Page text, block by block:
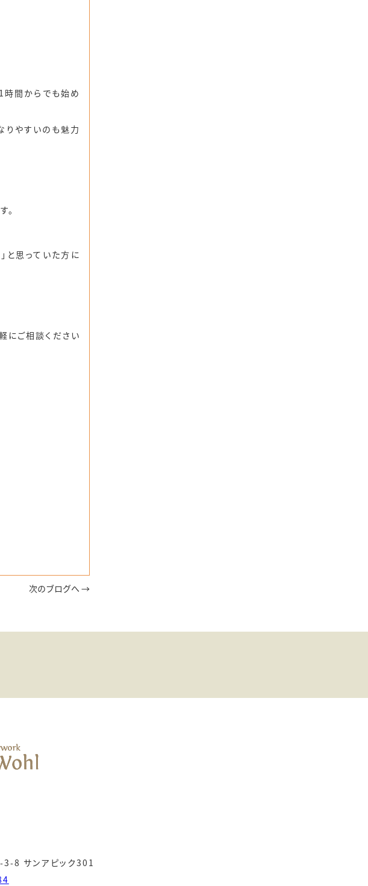
時間 からでも始め
りやすいのも魅力
。
と思っていた方に
にご相談ください
次のブログへ →
8 サンアピック301